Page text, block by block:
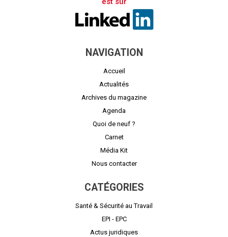
NAVIGATION
Accueil
Actualités
Archives du magazine
Agenda
Quoi de neuf ?
Carnet
Média Kit
Nous contacter
CATÉGORIES
Santé & Sécurité au Travail
EPI - EPC
Actus juridiques